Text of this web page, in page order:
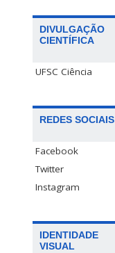
DIVULGAÇÃO
CIENTÍFICA
UFSC Ciência
REDES SOCIAIS
Facebook
Twitter
Instagram
IDENTIDADE
VISUAL